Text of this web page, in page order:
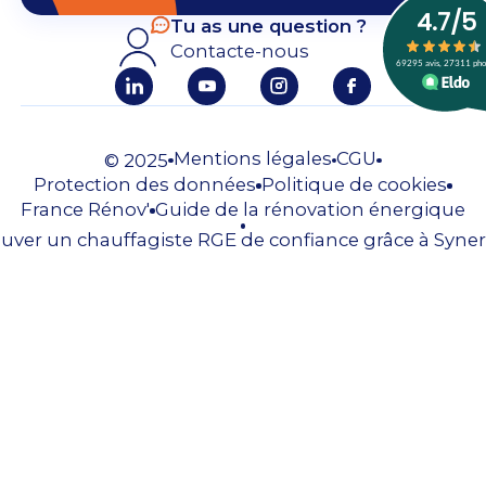
Tu as une question ?
Contacte-nous
© 2025 Mentions légales CGU
Protection des données Politique de cookies
France Rénov' Guide de la rénovation énergique
un chauffagiste RGE de confiance grâce à